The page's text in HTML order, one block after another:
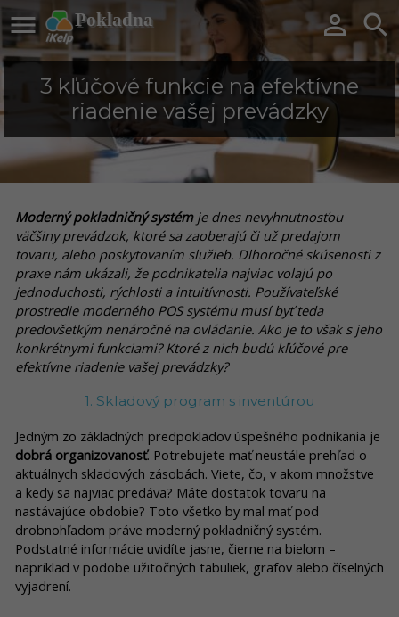
Pokladna
  
3 kľúčové funkcie na efektívne
riadenie vašej prevádzky
Moderný pokladničný systémje dnes nevyhnutnosťou
väčšiny prevádzok, ktoré sa zaoberajú či už predajom
tovaru, alebo poskytovaním služieb. Dlhoročné skúsenosti z
praxe nám ukázali, že podnikatelia najviac volajú po
jednoduchosti, rýchlosti a intuitívnosti. Používateľské
prostredie moderného POS systému musí byť teda
predovšetkým nenáročné na ovládanie. Ako je to však s jeho
konkrétnymi funkciami? Ktoré z nich budú kľúčové pre
efektívne riadenie vašej prevádzky?
1. Skladový program s inventúrou
Jedným zo základných predpokladov úspešného podnikania je
dobrá organizovanosť. Potrebujete mať neustále prehľad o
aktuálnych skladových zásobách. Viete, čo, v akom množstve
a kedy sa najviac predáva? Máte dostatok tovaru na
nastávajúce obdobie? Toto všetko by mal mať pod
drobnohľadom práve moderný pokladničný systém.
Podstatné informácie uvidíte jasne, čierne na bielom –
napríklad v podobe užitočných tabuliek, grafov alebo číselných
vyjadrení.